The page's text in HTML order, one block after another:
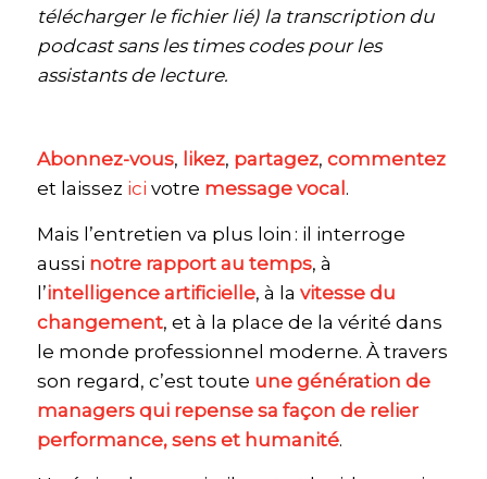
télécharger le fichier lié) la transcription du
podcast sans les times codes pour les
assistants de lecture.
Abonnez-vous, likez, partagez, commentez
et laissez ici votre message vocal .
Mais l’entretien va plus loin : il interroge
aussi notre rapport au temps, à
l’intelligence artificielle, à la vitesse du
changement, et à la place de la vérité dans
le monde professionnel moderne. À travers
son regard, c’est toute une génération de
managers qui repense sa façon de relier
performance, sens et humanité.